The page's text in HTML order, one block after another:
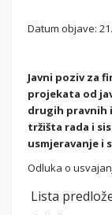
Datum objave:
Javni poziv za
projekata od
drugih pravnih
tržišta rada i
usmjeravanje i
Odluka o
Lista